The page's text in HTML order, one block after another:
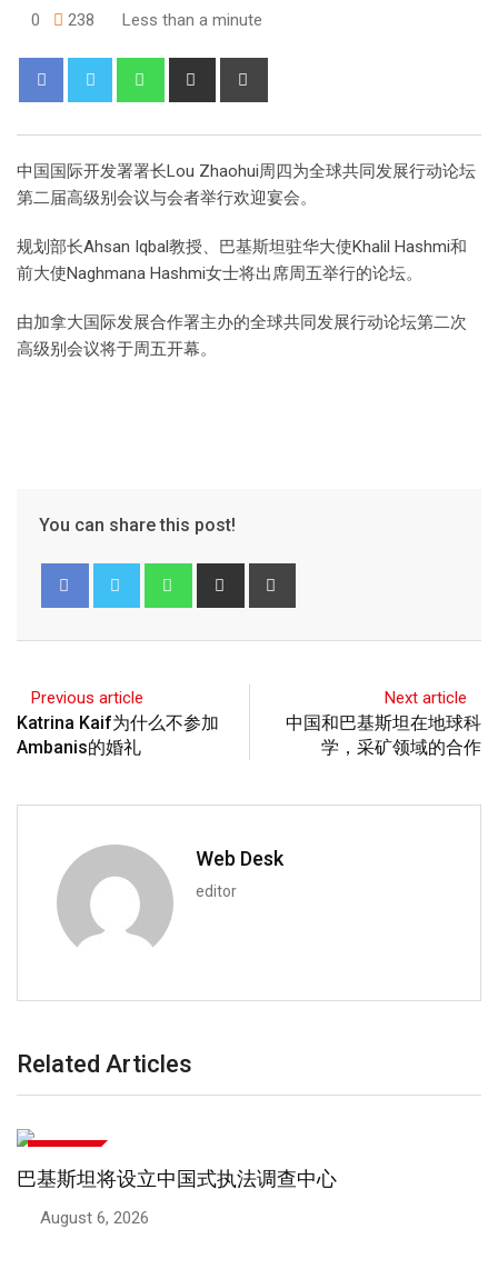
0 238 Less than a minute
中国国际开发署署长Lou Zhaohui周四为全球共同发展行动论坛
第二届高级别会议与会者举行欢迎宴会。
规划部长Ahsan Iqbal教授、巴基斯坦驻华大使Khalil Hashmi和
前大使Naghmana Hashmi女士将出席周五举行的论坛。
由加拿大国际发展合作署主办的全球共同发展行动论坛第二次
高级别会议将于周五开幕。
You can share this post!
Previous article
Katrina Kaif为什么不参加
Ambanis的婚礼
Next article
中国和巴基斯坦在地球科
学，采矿领域的合作
Web Desk
editor
Related Articles
巴基斯坦将设立中国式执法调查中心
August 6, 2026